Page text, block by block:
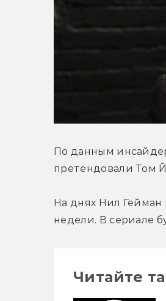
По данным
претендовали Том
На днях Нил Гейман
недели. В сериале
Читайте